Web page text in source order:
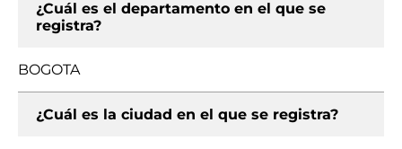
¿Cuál es el departamento en el que se
registra?
BOGOTA
¿Cuál es la ciudad en el que se registra?